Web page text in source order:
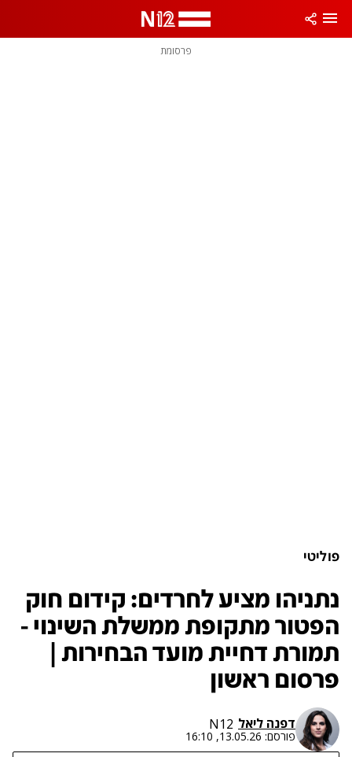
פרסומת
פוליטי
נתניהו מציע לחרדים: קידום חוק
הפטור מתקופת ממשלת השינוי -
תמורת דחיית מועד הבחירות |
פרסום ראשון
דפנה ליאל N12
פורסם: 13.05.26, 16:10